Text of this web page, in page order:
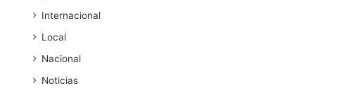
Internacional
Local
Nacional
Noticias